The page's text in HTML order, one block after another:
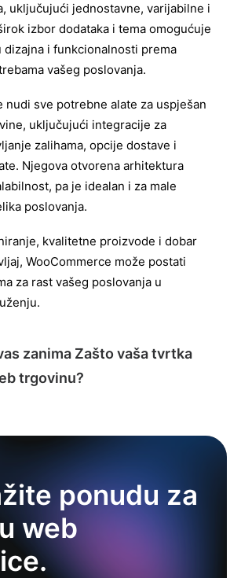
uključujući jednostavne, varijabilne i
izbor dodataka i tema omogućuje
dizajna i funkcionalnosti prema
vašeg poslovanja.
nudi sve potrebne alate za uspješan
uključujući integracije za
zalihama, opcije dostave i
Njegova otvorena arhitektura
pa je idealan i za male
poslovanja.
kvalitetne proizvode i dobar
WooCommerce može postati
za rast vašeg poslovanja u
zanima Zašto vaša tvrtka
trgovinu?
ponudu za
web